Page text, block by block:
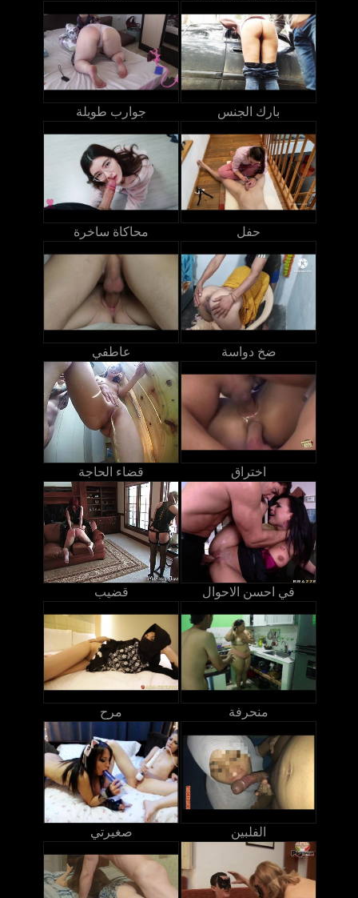
جوارب طويلة بارك الجنس
محاكاة ساخرة حفل
عاطفي ضخ دواسة
قضاء الحاجة اختراق
قضيب في احسن الاحوال
مرح منحرفة
صغيرتي الفلبين